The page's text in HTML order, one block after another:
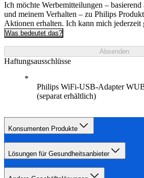
Ich möchte Werbemitteilungen – basierend
und meinem Verhalten – zu Philips
Aktionen erhalten. Ich kann mich jederzeit
Was bedeutet das?
Absenden
Haftungsausschlüsse
Philips WiFi-USB-Adapter
(separat erhältlich)
Konsumenten Produkte
Lösungen für Gesundheitsanbieter